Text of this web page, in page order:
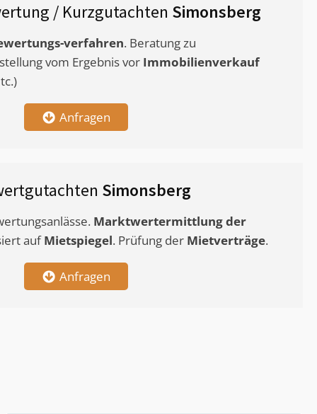
/ Kurzgutachten Simonsberg
verfahren. Beratung zu
vom Ergebnis vor Immobilienverkauf
Anfragen
Simonsberg
Marktwertermittlungder
aufMietspiegel. Prüfung der Mietverträge.
Anfragen